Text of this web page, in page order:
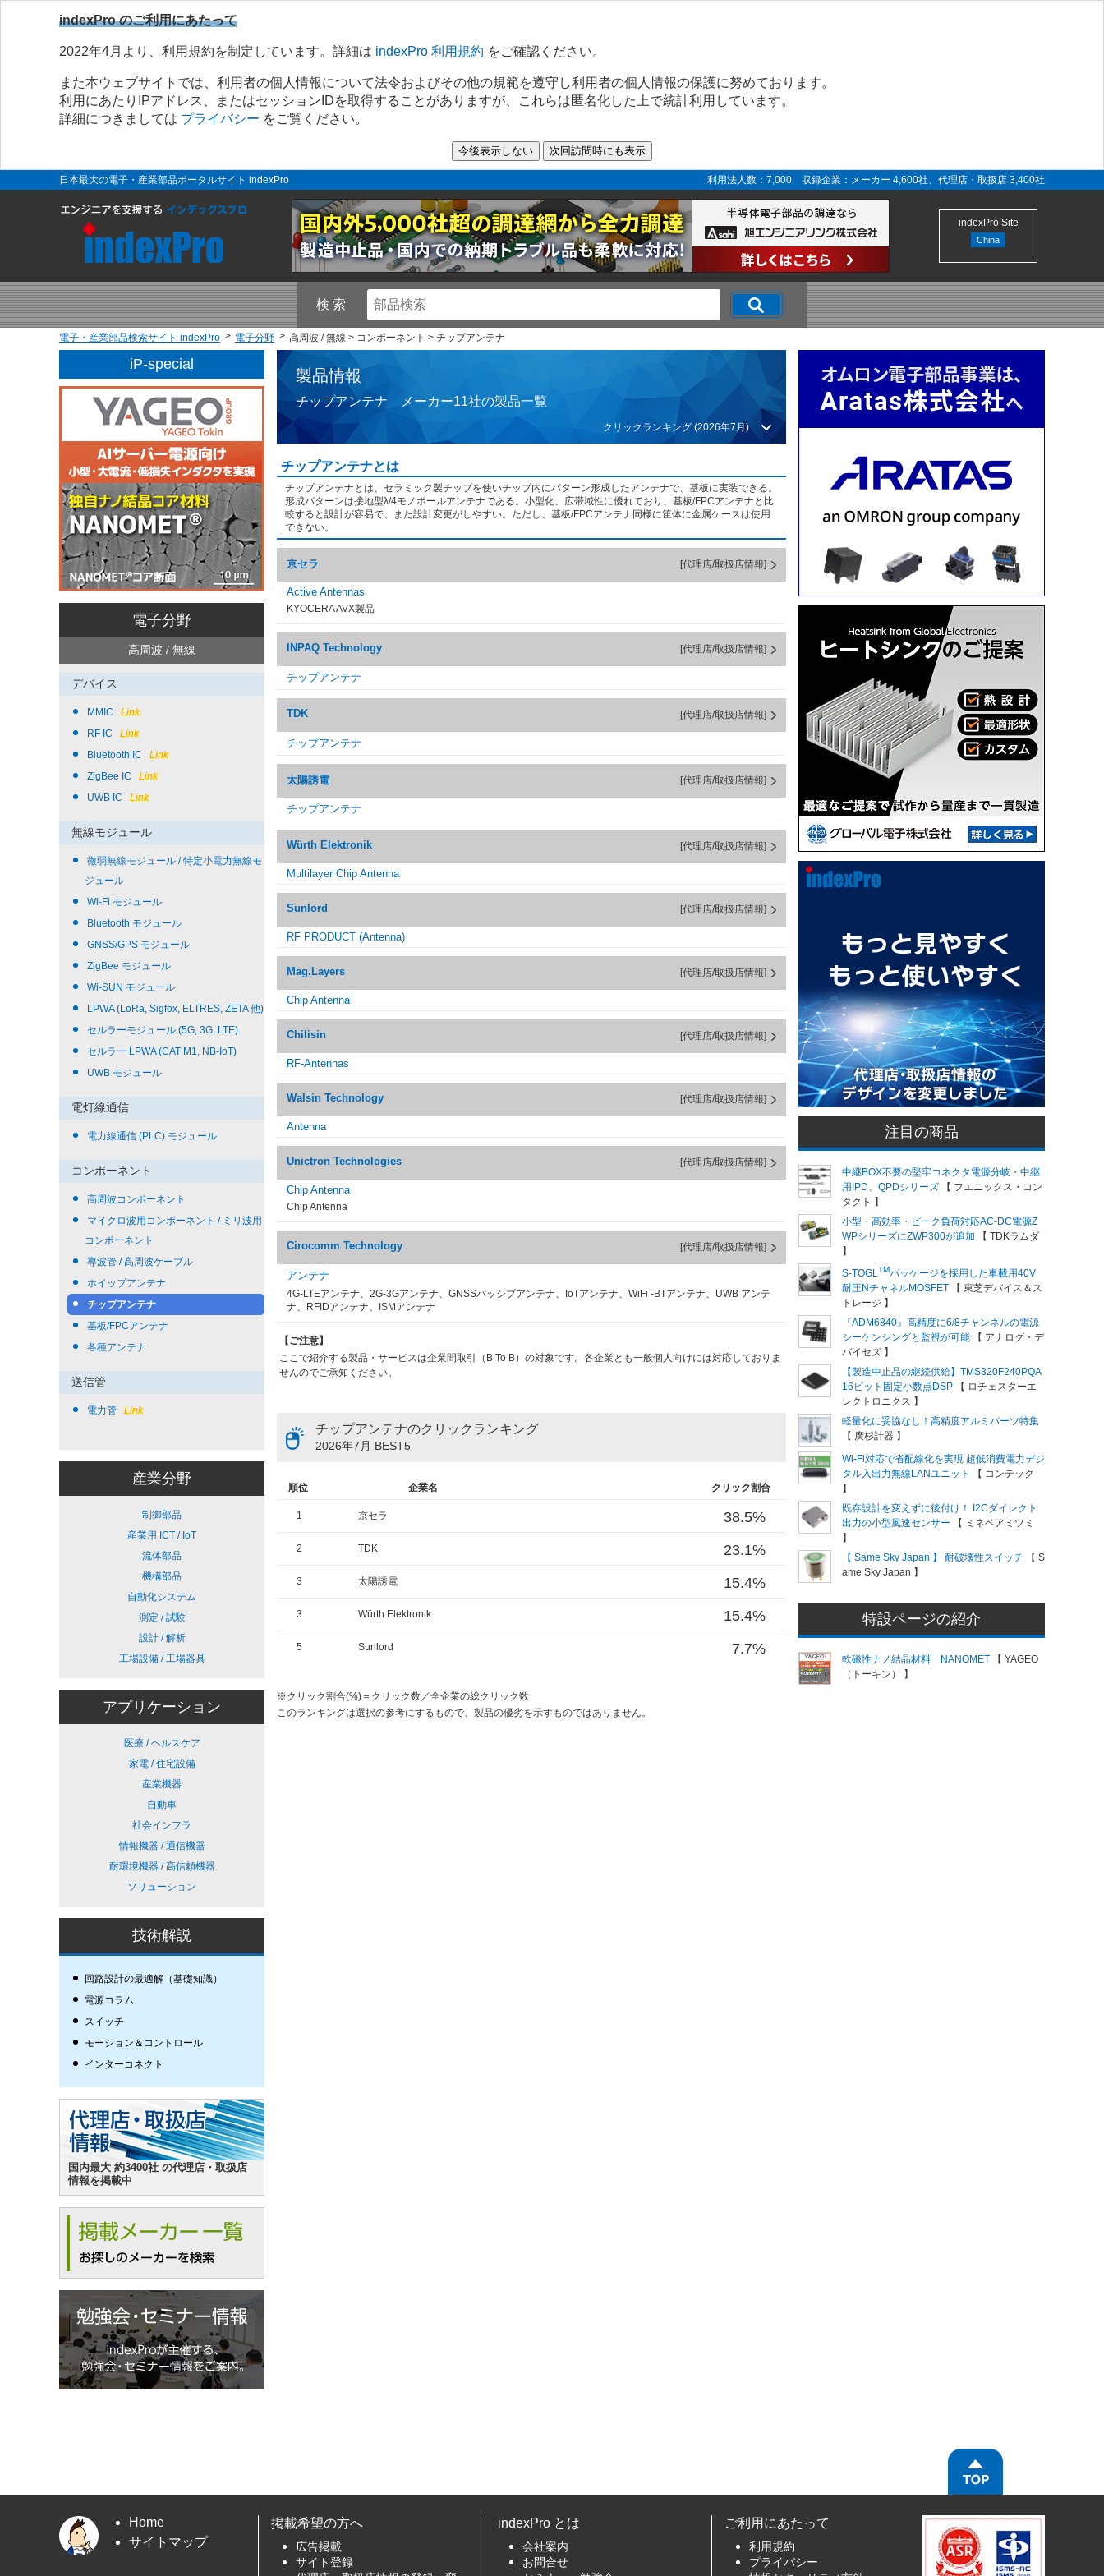
indexPro のご利用にあたって
2022年4月より、利用規約を制定しています。詳細は indexPro 利用規約 をご確認ください。
また本ウェブサイトでは、利用者の個人情報について法令およびその他の規範を遵守し利用者の個人情報の保護に努めております。
利用にあたりIPアドレス、またはセッションIDを取得することがありますが、これらは匿名化した上で統計利用しています。
詳細につきましては プライバシー をご覧ください。
日本最大の電子・産業部品ポータルサイト indexPro 利用法人数：7,000 収録企業：メーカー 4,600社、代理店・取扱店 3,400社
indexPro Site
China
検 索
電子・産業部品検索サイト indexPro 電子分野 高周波 / 無線 > コンポーネント > チップアンテナ
iP-special
電子分野
高周波 / 無線
デバイス
MMIC
Link
RF IC
Link
Bluetooth IC
Link
ZigBee IC
Link
UWB IC
Link
無線モジュール
微弱無線モジュール / 特定小電力無線モ
ジュール
Wi-Fi モジュール
Bluetooth モジュール
GNSS/GPS モジュール
ZigBee モジュール
Wi-SUN モジュール
LPWA (LoRa, Sigfox, ELTRES, ZETA 他)
セルラーモジュール (5G, 3G, LTE)
セルラー LPWA (CAT M1, NB-IoT)
UWB モジュール
電灯線通信
電力線通信 (PLC) モジュール
コンポーネント
高周波コンポーネント
マイクロ波用コンポーネント / ミリ波用
コンポーネント
導波管 / 高周波ケーブル
ホイップアンテナ
チップアンテナ
基板/FPCアンテナ
各種アンテナ
送信管
電力管 Link
産業分野
制御部品
産業用 ICT / IoT
流体部品
機構部品
自動化システム
測定 / 試験
設計 / 解析
工場設備 / 工場器具
アプリケーション
医療 / ヘルスケア
家電 / 住宅設備
産業機器
自動車
社会インフラ
情報機器 / 通信機器
耐環境機器 / 高信頼機器
ソリューション
技術解説
回路設計の最適解（基礎知識）
電源コラム
スイッチ
モーション＆コントロール
インターコネクト
国内最大 約3400社 の代理店・取扱店
情報を掲載中
製品情報
チップアンテナ メーカー11社の製品一覧
クリックランキング (2026年7月)
チップアンテナとは
チップアンテナとは、セラミック製チップを使いチップ内にパターン形成したアンテナで、基板に実装できる。
形成パターンは接地型λ/4モノポールアンテナである。小型化、広帯域性に優れており、基板/FPCアンテナと比
較すると設計が容易で、また設計変更がしやすい。ただし、基板/FPCアンテナ同様に筐体に金属ケースは使用
できない。
京セラ [代理店/取扱店情報]
Active Antennas
KYOCERA AVX製品
INPAQ Technology [代理店/取扱店情報]
チップアンテナ
TDK [代理店/取扱店情報]
チップアンテナ
太陽誘電 [代理店/取扱店情報]
チップアンテナ
Würth Elektronik [代理店/取扱店情報]
Multilayer Chip Antenna
Sunlord [代理店/取扱店情報]
RF PRODUCT (Antenna)
Mag.Layers [代理店/取扱店情報]
Chip Antenna
Chilisin [代理店/取扱店情報]
RF-Antennas
Walsin Technology [代理店/取扱店情報]
Antenna
Unictron Technologies [代理店/取扱店情報]
Chip Antenna
Chip Antenna
Cirocomm Technology [代理店/取扱店情報]
アンテナ
4G-LTEアンテナ、2G-3Gアンテナ、GNSSパッシブアンテナ、IoTアンテナ、WiFi -BTアンテナ、UWB アンテ
ナ、RFIDアンテナ、ISMアンテナ
【ご注意】
ここで紹介する製品・サービスは企業間取引（B To B）の対象です。各企業とも一般個人向けには対応しておりま
せんのでご承知ください。
チップアンテナのクリックランキング
2026年7月 BEST5
順位 企業名 クリック割合
1 京セラ 38.5%
2 TDK 23.1%
3 太陽誘電 15.4%
3 Würth Elektronik 15.4%
5 Sunlord 7.7%
※クリック割合(%)＝クリック数／全企業の総クリック数
このランキングは選択の参考にするもので、製品の優劣を示すものではありません。
注目の商品
中継BOX不要の堅牢コネクタ電源分岐・中継
用IPD、QPDシリーズ
【 フエニックス・コン
タクト 】
小型・高効率・ピーク負荷対応AC-DC電源Z
WPシリーズにZWP300が追加
【 TDKラムダ
】
S-TOGLTMパッケージを採用した車載用40V
耐圧NチャネルMOSFET
【 東芝デバイス＆ス
トレージ 】
『ADM6840』高精度に6/8チャンネルの電源
シーケンシングと監視が可能
【 アナログ・デ
バイセズ 】
【製造中止品の継続供給】TMS320F240PQA
16ビット固定小数点DSP
【 ロチェスターエ
レクトロニクス 】
軽量化に妥協なし！高精度アルミパーツ特集
【 廣杉計器 】
Wi-Fi対応で省配線化を実現 超低消費電力デジ
タル入出力無線LANユニット
【 コンテック
】
既存設計を変えずに後付け！ I2Cダイレクト
出力の小型風速センサー
【 ミネベアミツミ
】
【 Same Sky Japan 】 耐破壊性スイッチ
【 S
ame Sky Japan 】
特設ページの紹介
軟磁性ナノ結晶材料 NANOMET
【 YAGEO
（トーキン） 】
Home
サイトマップ
掲載希望の方へ
広告掲載
サイト登録
indexPro とは
会社案内
お問合せ
ご利用にあたって
利用規約
プライバシー